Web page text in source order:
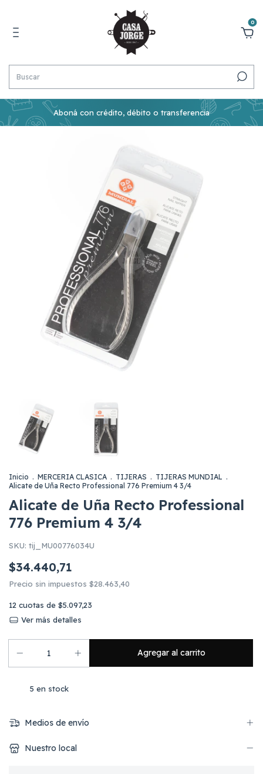
0
Aboná con crédito, débito o transferencia
Inicio . MERCERIA CLASICA . TIJERAS . TIJERAS MUNDIAL .
Alicate de Uña Recto Professional 776 Premium 4 3/4
Alicate de Uña Recto Professional
776 Premium 4 3/4
SKU: tij_MU00776034U
$34.440,71
Precio sin impuestos $28.463,40
12 cuotas de $5.097,23
Ver más detalles
5 en stock
Medios de envío
Nuestro local